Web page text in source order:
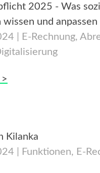
2025 - Was
wissen und anpassen
E-Rechnung,
Kilanka
Funktionen, E-